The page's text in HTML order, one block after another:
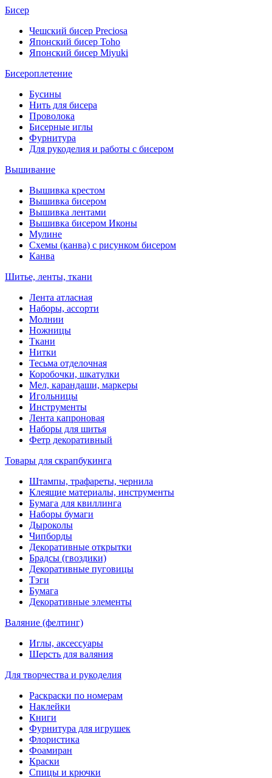
Бисер
Чешский бисер Preciosa
Японский бисер Toho
Японский бисер Miyuki
Бисероплетение
Бусины
Нить для бисера
Проволока
Бисерные иглы
Фурнитура
Для рукоделия и работы с бисером
Вышивание
Вышивка крестом
Вышивка бисером
Вышивка лентами
Вышивка бисером Иконы
Мулине
Схемы (канва) с рисунком бисером
Канва
Шитье, ленты, ткани
Лента атласная
Наборы, ассорти
Молнии
Ножницы
Ткани
Нитки
Тесьма отделочная
Коробочки, шкатулки
Мел, карандаши, маркеры
Игольницы
Инструменты
Лента капроновая
Наборы для шитья
Фетр декоративный
Товары для скрапбукинга
Штампы, трафареты, чернила
Клеящие материалы, инструменты
Бумага для квиллинга
Наборы бумаги
Дыроколы
Чипборды
Декоративные открытки
Брадсы (гвоздики)
Декоративные пуговицы
Тэги
Бумага
Декоративные элементы
Валяние (фелтинг)
Иглы, аксессуары
Шерсть для валяния
Для творчества и рукоделия
Раскраски по номерам
Наклейки
Книги
Фурнитура для игрушек
Флористика
Фоамиран
Краски
Спицы и крючки